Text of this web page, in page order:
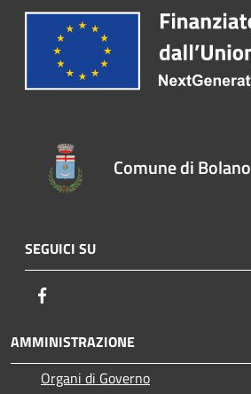
Comune di Bolano
SEGUICI SU
AMMINISTRAZIONE
Organi di Governo